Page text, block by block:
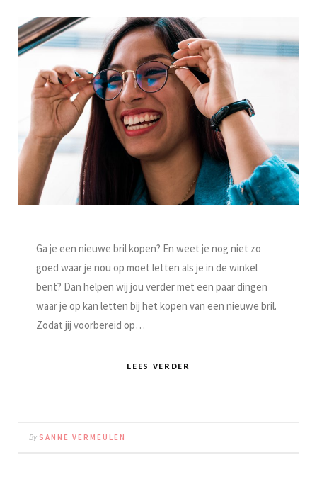
Ga je een nieuwe bril kopen? En weet je nog niet zo
goed waar je nou op moet letten als je in de winkel
bent? Dan helpen wij jou verder met een paar dingen
waar je op kan letten bij het kopen van een nieuwe bril.
Zodat jij voorbereid op…
LEES VERDER
By SANNE VERMEULEN